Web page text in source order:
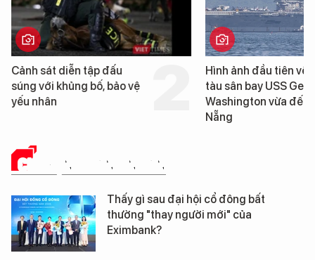
Hình ảnh đầu tiên về siêu
tàu sân bay USS George
Washington vừa đến Đà
Cận cảnh chiến
tống tàu sân bay
George
Đà Nẵng
CHUYỆN DOANH NHÂN
Thấy gì sau đại hội cổ đông bất
thường "thay người mới" của
Eximbank?